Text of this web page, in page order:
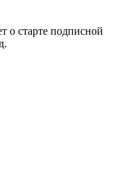
о старте подписной